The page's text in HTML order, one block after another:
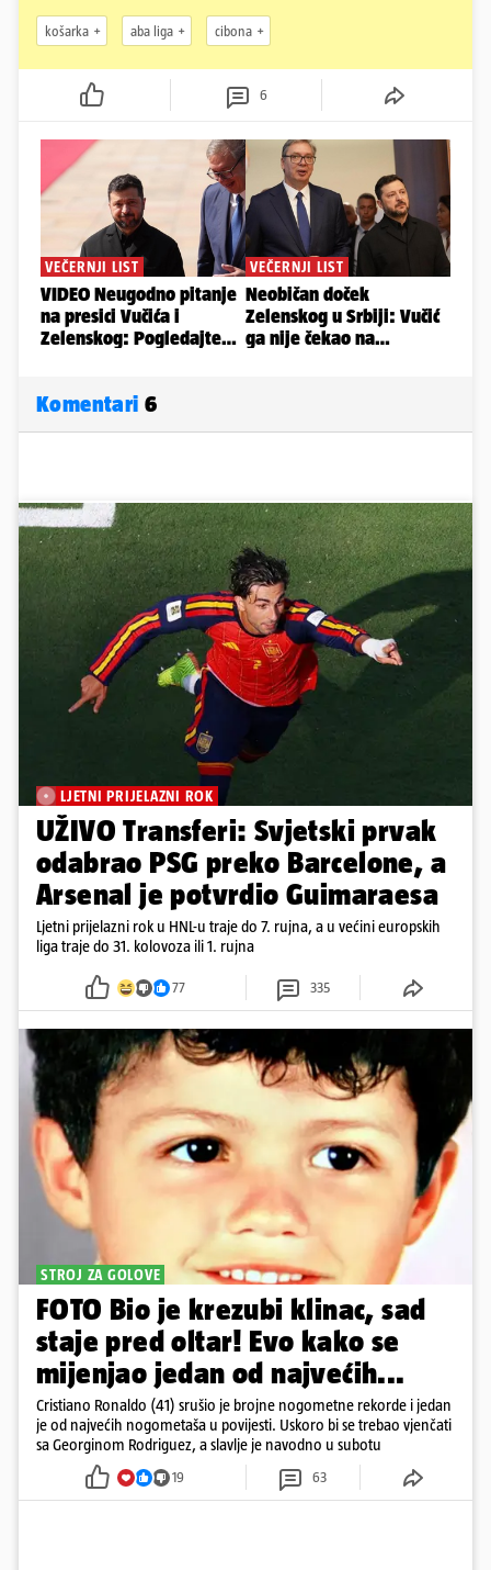
košarka aba liga cibona
6
Komentari 6
LJETNI PRIJELAZNI ROK
UŽIVO Transferi: Svjetski prvak
odabrao PSG preko Barcelone, a
Arsenal je potvrdio Guimaraesa
Ljetni prijelazni rok u HNL-u traje do 7. rujna, a u većini europskih
liga traje do 31. kolovoza ili 1. rujna
77 335
STROJ ZA GOLOVE
FOTO Bio je krezubi klinac, sad
staje pred oltar! Evo kako se
mijenjao jedan od najvećih...
Cristiano Ronaldo (41) srušio je brojne nogometne rekorde i jedan
je od najvećih nogometaša u povijesti. Uskoro bi se trebao vjenčati
sa Georginom Rodriguez, a slavlje je navodno u subotu
19 63